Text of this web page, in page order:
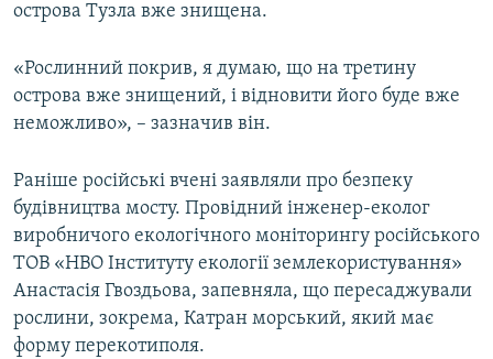
острова Тузла вже знищена.
«Рослинний покрив, я думаю, що на третину
острова вже знищений, і відновити його буде вже
неможливо», – зазначив він.
Раніше російські вчені заявляли про безпеку
будівництва мосту. Провідний інженер-еколог
виробничого екологічного моніторингу російського
ТОВ «НВО Інституту екології землекористування»
Анастасія Гвоздьова, запевняла, що пересаджували
рослини, зокрема, Катран морський, який має
форму перекотиполя.